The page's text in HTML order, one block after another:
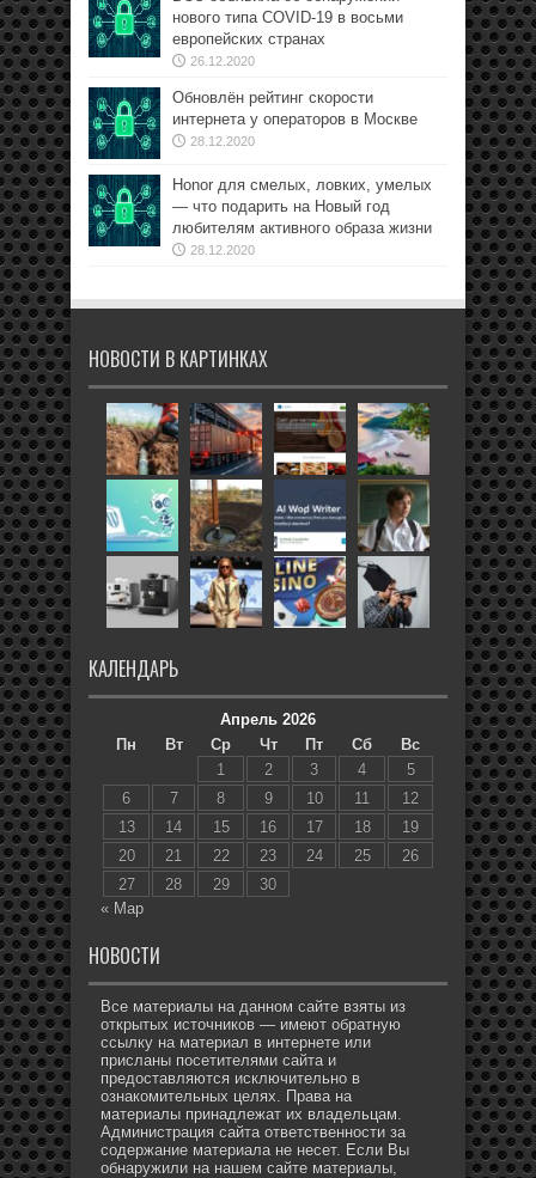
нового типа COVID-19 в восьми
европейских странах
26.12.2020
Обновлён рейтинг скорости
интернета у операторов в Москве
28.12.2020
Honor для смелых, ловких, умелых
— что подарить на Новый год
любителям активного образа жизни
28.12.2020
НОВОСТИ В КАРТИНКАХ
КАЛЕНДАРЬ
Апрель 2026
Пн
Вт Ср Чт Пт Сб
Вс
1
2 3 4
5
6
7 8 9 10 11
12
13
14 15 16 17 18
19
20
21 22 23 24 25
26
27
28 29
30
« Мар
НОВОСТИ
Все материалы на данном сайте взяты из
открытых источников — имеют обратную
ссылку на материал в интернете или
присланы посетителями сайта и
предоставляются исключительно в
ознакомительных целях. Права на
материалы принадлежат их владельцам.
Администрация сайта ответственности за
содержание материала не несет. Если Вы
обнаружили на нашем сайте материалы,